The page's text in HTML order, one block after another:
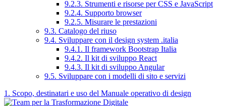
9.2.3. Strumenti e risorse per CSS e JavaScript
9.2.4. Supporto browser
9.2.5. Misurare le prestazioni
9.3. Catalogo del riuso
9.4. Sviluppare con il design system .italia
9.4.1. Il framework Bootstrap Italia
9.4.2. Il kit di sviluppo React
9.4.3. Il kit di sviluppo Angular
9.5. Sviluppare con i modelli di sito e servizi
1. Scopo, destinatari e uso del Manuale operativo di design